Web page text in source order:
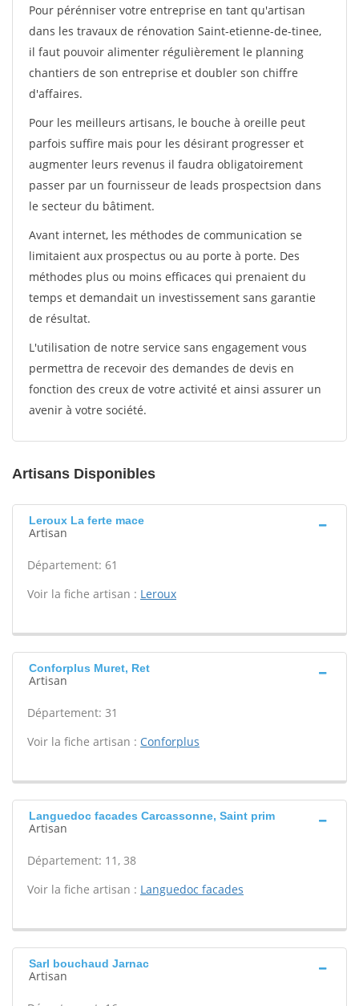
Pour pérénniser votre entreprise en tant qu'artisan
dans les travaux de rénovation Saint-etienne-de-tinee,
il faut pouvoir alimenter régulièrement le planning
chantiers de son entreprise et doubler son chiffre
d'affaires.
Pour les meilleurs artisans, le bouche à oreille peut
parfois suffire mais pour les désirant progresser et
augmenter leurs revenus il faudra obligatoirement
passer par un fournisseur de leads prospectsion dans
le secteur du bâtiment.
Avant internet, les méthodes de communication se
limitaient aux prospectus ou au porte à porte. Des
méthodes plus ou moins efficaces qui prenaient du
temps et demandait un investissement sans garantie
de résultat.
L'utilisation de notre service sans engagement vous
permettra de recevoir des demandes de devis en
fonction des creux de votre activité et ainsi assurer un
avenir à votre société.
Artisans Disponibles
Leroux La ferte mace
Artisan
Département: 61
Voir la fiche artisan : Leroux
Conforplus Muret, Ret
Artisan
Département: 31
Voir la fiche artisan : Conforplus
Languedoc facades Carcassonne, Saint prim
Artisan
Département: 11, 38
Voir la fiche artisan : Languedoc facades
Sarl bouchaud Jarnac
Artisan